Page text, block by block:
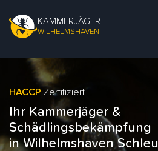
KAMMERJÄGER
WILHELMSHAVEN
HACCP Zertifiziert
Ihr Kammerjäger &
Schädlingsbekämpfung
in Wilhelmshaven